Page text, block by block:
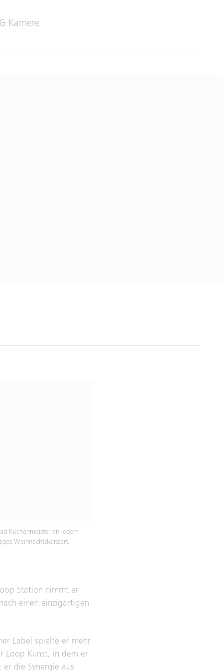
Karriere
Küchenmeister an jedem
Weihnachtskonzert.
Station nimmt er
einen einzigartigen
Label spielte er mehr
Loop Kunst, in dem er
die Synergie aus